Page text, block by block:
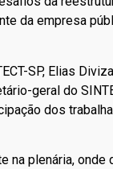
da empresa
SP, Elias
geral do
dos
na plenária, onde